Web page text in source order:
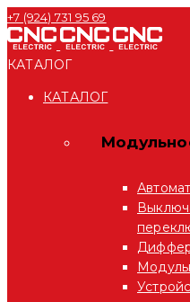
+7 (924) 731 95 69
КАТАЛОГ
КАТАЛОГ